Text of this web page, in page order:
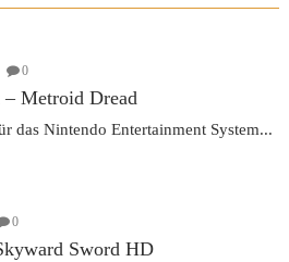
0
Metroid Dread
Nintendo Entertainment System...
0
Sword HD